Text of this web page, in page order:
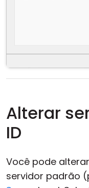
Alterar
ID
Você pode
servidor padrão